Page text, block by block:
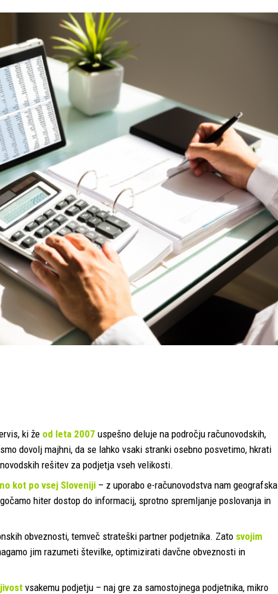
ki že od leta 2007 uspešno deluje na področju računovodskih,
dovolj majhni, da se lahko vsaki stranki osebno posvetimo, hkrati
rešitev za podjetja vseh velikosti.
kot po vsej Sloveniji – z uporabo e-računovodstva nam geografska
hiter dostop do informacij, sprotno spremljanje poslovanja in
obveznosti, temveč strateški partner podjetnika. Zato svojim
jim razumeti številke, optimizirati davčne obveznosti in
vsakemu podjetju – naj gre za samostojnega podjetnika, mikro